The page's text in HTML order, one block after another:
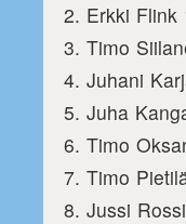
Erkki Flink
Timo
Juhani
Juha
Timo
Timo
Jussi